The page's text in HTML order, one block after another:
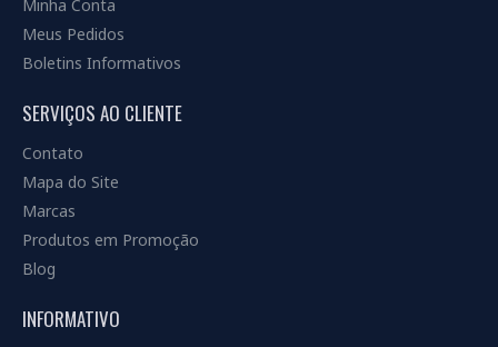
Minha Conta
Meus Pedidos
Boletins Informativos
SERVIÇOS AO CLIENTE
Contato
Mapa do Site
Marcas
Produtos em Promoção
Blog
INFORMATIVO